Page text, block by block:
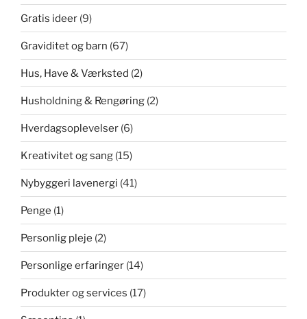
Gratis ideer (9)
Graviditet og barn (67)
Hus, Have & Værksted (2)
Husholdning & Rengøring (2)
Hverdagsoplevelser (6)
Kreativitet og sang (15)
Nybyggeri lavenergi (41)
Penge (1)
Personlig pleje (2)
Personlige erfaringer (14)
Produkter og services (17)